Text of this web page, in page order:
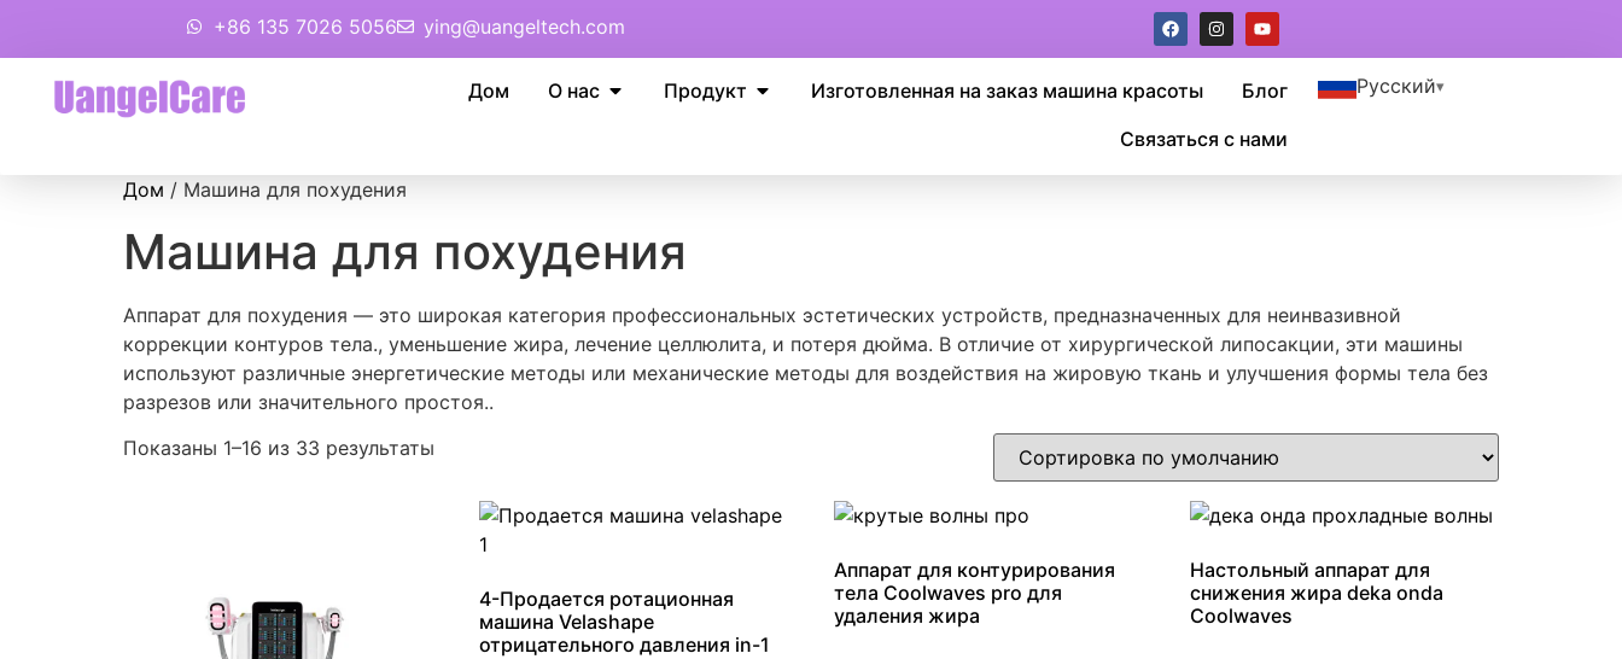
+86 135 7026 5056 ying@uangeltech.com
Дом О нас Продукт Изготовленная на заказ машина красоты
Блог
Связаться с нами
Русский
Дом / Машина для похудения
Машина для похудения
Аппарат для похудения — это широкая категория профессиональных эстетических устройств, предназначенных для неинвазивной
коррекции контуров тела., уменьшение жира, лечение целлюлита, и потеря дюйма. В отличие от хирургической липосакции, эти машины
используют различные энергетические методы или механические методы для воздействия на жировую ткань и улучшения формы тела без
разрезов или значительного простоя..
Показаны 1–16 из 33 результаты
4-Продается ротационная
машина Velashape
отрицательного давления in-1
Аппарат для контурирования
тела Coolwaves pro для
удаления жира
Настольный аппарат для
снижения жира deka onda
Coolwaves